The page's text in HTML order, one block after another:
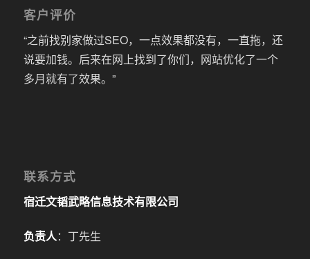
客户评价
“之前找别家做过SEO，一点效果都没有，一直拖，还
说要加钱。后来在网上找到了你们，网站优化了一个
多月就有了效果。”
联系方式
宿迁文韬武略信息技术有限公司
负责人：丁先生